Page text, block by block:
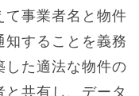
て事業者名と物件
知することを義務
した適法な物件の
共有し、データ